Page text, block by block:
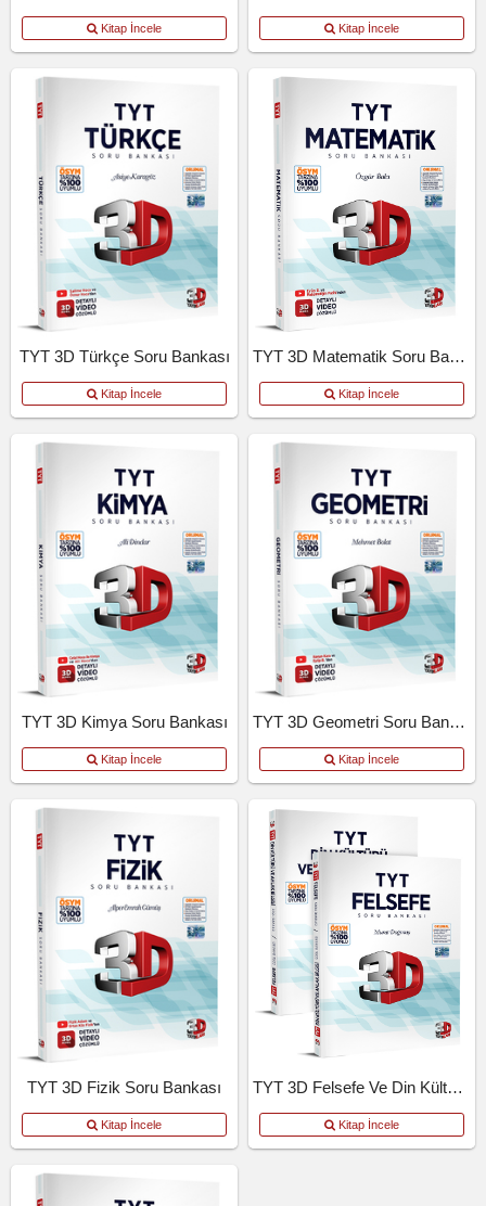
Kitap İncele Kitap İncele
TYT 3D Türkçe Soru Bankası
Kitap İncele
TYT 3D Matematik Soru Bankası
Kitap İncele
TYT 3D Kimya Soru Bankası
Kitap İncele
TYT 3D Geometri Soru Bankası
Kitap İncele
TYT 3D Fizik Soru Bankası
Kitap İncele
TYT 3D Felsefe Ve Din Kültürü Soru Bankası
Kitap İncele